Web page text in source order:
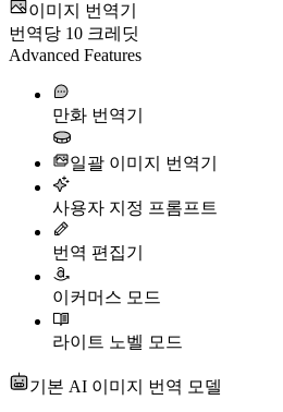
이미지 번역기
번역당 10 크레딧
Advanced Features
만화 번역기
일괄 이미지 번역기
사용자 지정 프롬프트
번역 편집기
이커머스 모드
라이트 노벨 모드
기본 AI 이미지 번역 모델